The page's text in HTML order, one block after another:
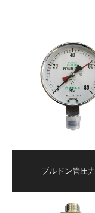
ブルドン管圧